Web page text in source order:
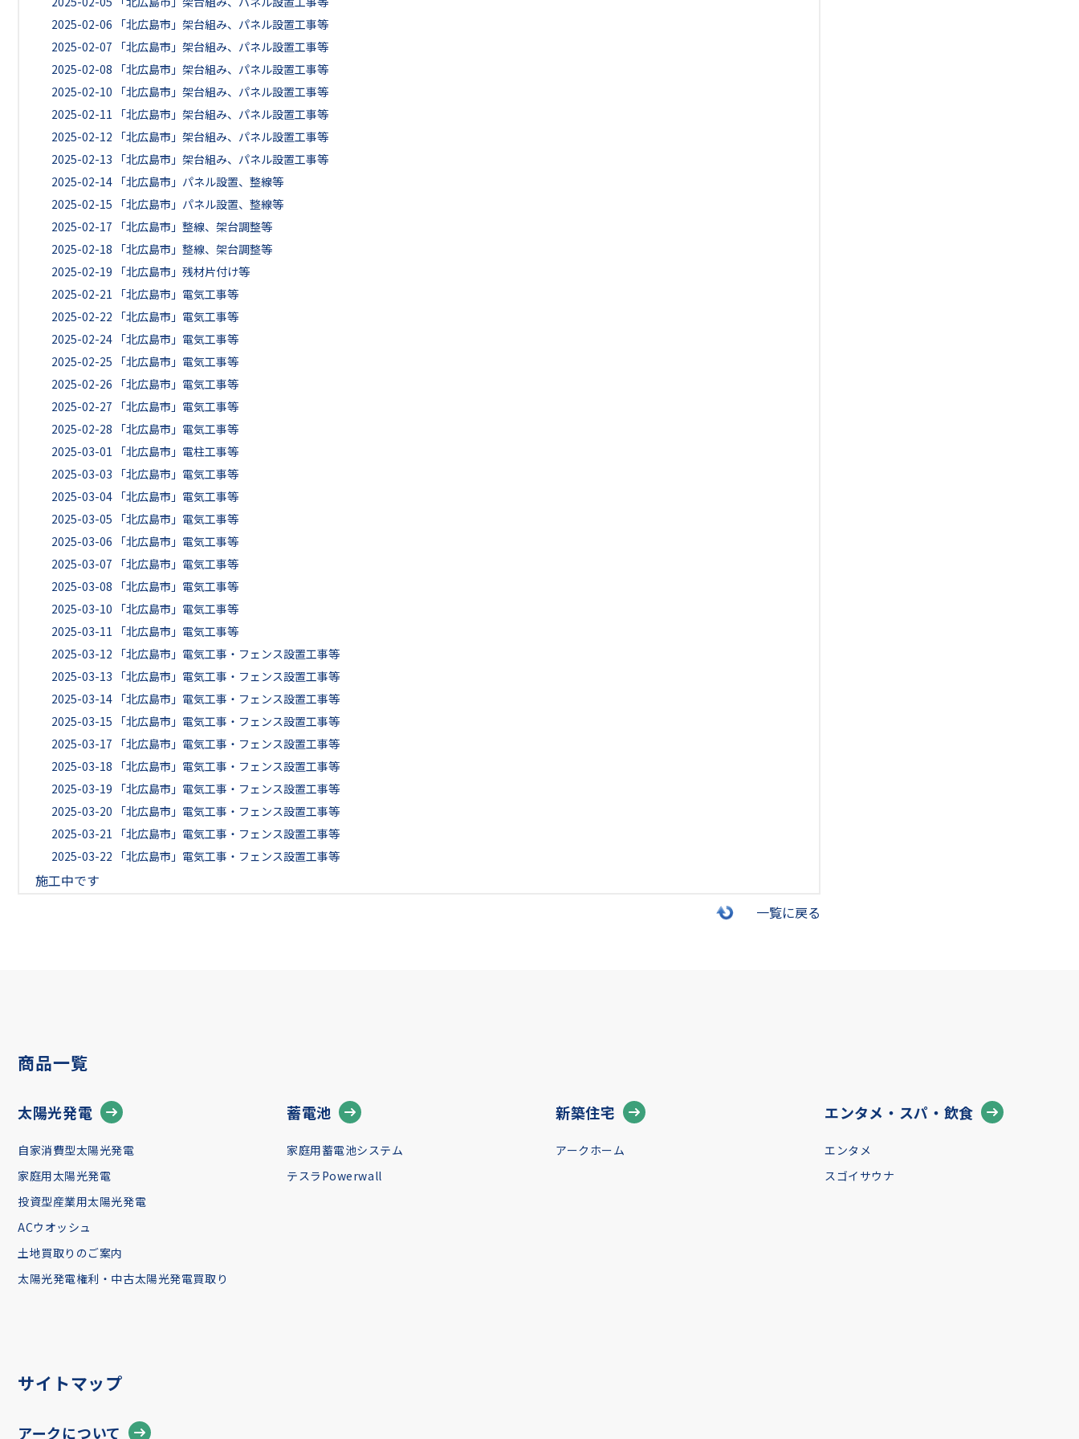
2025-02-06
「北広島市」架台組み、パネル設置工事等
2025-02-07
「北広島市」架台組み、パネル設置工事等
2025-02-08
「北広島市」架台組み、パネル設置工事等
2025-02-10
「北広島市」架台組み、パネル設置工事等
2025-02-11
「北広島市」架台組み、パネル設置工事等
2025-02-12
「北広島市」架台組み、パネル設置工事等
2025-02-13
「北広島市」架台組み、パネル設置工事等
2025-02-14 「北広島市」パネル設置、整線等
2025-02-15
「北広島市」パネル設置、整線等
2025-02-17
「北広島市」整線、架台調整等
2025-02-18
「北広島市」整線、架台調整等
2025-02-19
「北広島市」残材片付け等
2025-02-21
「北広島市」電気工事等
2025-02-22
「北広島市」電気工事等
2025-02-24 「北広島市」電気工事等
2025-02-25
「北広島市」電気工事等
2025-02-26
「北広島市」電気工事等
2025-02-27
「北広島市」電気工事等
2025-02-28
「北広島市」電気工事等
2025-03-01
「北広島市」電柱工事等
2025-03-03
「北広島市」電気工事等
2025-03-04 「北広島市」電気工事等
2025-03-05
「北広島市」電気工事等
2025-03-06
「北広島市」電気工事等
2025-03-07
「北広島市」電気工事等
2025-03-08
「北広島市」電気工事等
2025-03-10
「北広島市」電気工事等
2025-03-11
「北広島市」電気工事等
2025-03-12
「北広島市」電気工事・フェンス設置工事等
2025-03-13
「北広島市」電気工事・フェンス設置工事等
2025-03-14 「北広島市」電気工事・フェンス設置工事等
2025-03-15
「北広島市」電気工事・フェンス設置工事等
2025-03-17
「北広島市」電気工事・フェンス設置工事等
2025-03-18
「北広島市」電気工事・フェンス設置工事等
2025-03-19
「北広島市」電気工事・フェンス設置工事等
2025-03-20
「北広島市」電気工事・フェンス設置工事等
2025-03-21
「北広島市」電気工事・フェンス設置工事等
2025-03-22
「北広島市」電気工事・フェンス設置工事等
施工中です
一覧に戻る
商品一覧
太陽光発電
自家消費型太陽光発電
家庭用太陽光発電
投資型産業用太陽光発電
ACウオッシュ
土地買取りのご案内
太陽光発電権利・中古太陽光発電買取り
蓄電池
家庭用蓄電池システム
テスラPowerwall
新築住宅
アークホーム
エンタメ・スパ・飲食
エンタメ
スゴイサウナ
サイトマップ
アークについて